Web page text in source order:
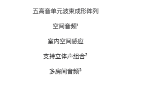
五高音单元波束成形阵列
空间音频脚
¹
室内空间感应
支持立体声组合脚
²
多房间音频脚
³